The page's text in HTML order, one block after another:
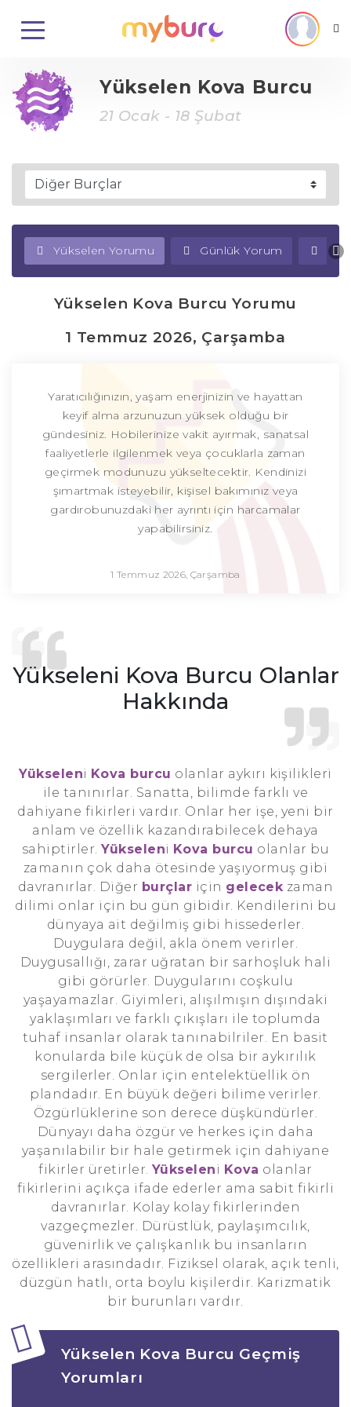
Yükselen Kova Burcu
21 Ocak - 18 Şubat
Yükselen Yorumu Günlük Yorum
Yükselen Kova Burcu Yorumu
1 Temmuz 2026, Çarşamba
Yaratıcılığınızın, yaşam enerjinizin ve hayattan
keyif alma arzunuzun yüksek olduğu bir
gündesiniz. Hobilerinize vakit ayırmak, sanatsal
faaliyetlerle ilgilenmek veya çocuklarla zaman
geçirmek modunuzu yükseltecektir. Kendinizi
şımartmak isteyebilir, kişisel bakımınız veya
gardırobunuzdaki her ayrıntı için harcamalar
yapabilirsiniz.
1 Temmuz 2026, Çarşamba
Yükseleni Kova Burcu Olanlar
Hakkında
Yükseleni Kova burcu olanlar aykırı kişilikleri
ile tanınırlar. Sanatta, bilimde farklı ve
dahiyane fikirleri vardır. Onlar her işe, yeni bir
anlam ve özellik kazandırabilecek dehaya
sahiptirler.Yükseleni Kova burcu olanlar bu
zamanın çok daha ötesinde yaşıyormuş gibi
davranırlar. Diğer burçlar için gelecekzaman
dilimi onlar için bu gün gibidir. Kendilerini bu
dünyaya ait değilmiş gibi hissederler.
Duygulara değil, akla önem verirler.
Duygusallığı, zarar uğratan bir sarhoşluk hali
gibi görürler. Duygularını coşkulu
yaşayamazlar. Giyimleri, alışılmışın dışındaki
yaklaşımları ve farklı çıkışları ile toplumda
tuhaf insanlar olarak tanınabilriler. En basit
konularda bile küçük de olsa bir aykırılık
sergilerler. Onlar için entelektüellik ön
plandadır. En büyük değeri bilime verirler.
Özgürlüklerine son derece düşkündürler.
Dünyayı daha özgür ve herkes için daha
yaşanılabilir bir hale getirmek için dahiyane
fikirler üretirler.Yükseleni Kova olanlar
fikirlerini açıkça ifade ederler ama sabit fikirli
davranırlar. Kolay kolay fikirlerinden
vazgeçmezler. Dürüstlük, paylaşımcılık,
güvenirlik ve çalışkanlık bu insanların
özellikleri arasındadır. Fiziksel olarak, açık tenli,
düzgün hatlı, orta boylu kişilerdir. Karizmatik
bir burunları vardır.
Yükselen Kova Burcu Geçmiş
Yorumları